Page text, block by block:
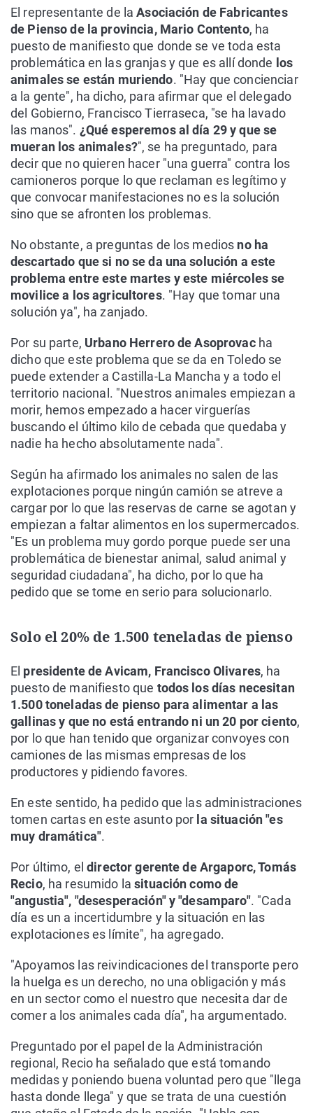
El representante de laAsociación de Fabricantes
de Pienso de la provincia, Mario Contento, ha
puesto de manifiesto que donde se ve toda esta
problemática en las granjas y que es allí donde los
animales se están muriendo. "Hay que concienciar
a la gente", ha dicho, para afirmar que el delegado
del Gobierno, Francisco Tierraseca, "se ha lavado
las manos". ¿Qué esperemos al día 29 y que se
mueran los animales?", se ha preguntado, para
decir que no quieren hacer "una guerra" contra los
camioneros porque lo que reclaman es legítimo y
que convocar manifestaciones no es la solución
sino que se afronten los problemas.
No obstante, a preguntas de los medios no ha
descartado que si no se da una solución a este
problema entre este martes y este miércoles se
movilice a los agricultores. "Hay que tomar una
solución ya", ha zanjado.
Por su parte, Urbano Herrero de Asoprovac ha
dicho que este problema que se da en Toledo se
puede extender a Castilla-La Mancha y a todo el
territorio nacional. "Nuestros animales empiezan a
morir, hemos empezado a hacer virguerías
buscando el último kilo de cebada que quedaba y
nadie ha hecho absolutamente nada".
Según ha afirmado los animales no salen de las
explotaciones porque ningún camión se atreve a
cargar por lo que las reservas de carne se agotan y
empiezan a faltar alimentos en los supermercados.
"Es un problema muy gordo porque puede ser una
problemática de bienestar animal, salud animal y
seguridad ciudadana", ha dicho, por lo que ha
pedido que se tome en serio para solucionarlo.
Solo el 20% de 1.500 teneladas de pienso
El presidente de Avicam, Francisco Olivares, ha
puesto de manifiesto que todos los días necesitan
1.500 toneladas de pienso para alimentar a las
gallinas y que no está entrando ni un 20 por ciento,
por lo que han tenido que organizar convoyes con
camiones de las mismas empresas de los
productores y pidiendo favores.
En este sentido, ha pedido que las administraciones
tomen cartas en este asunto por la situación "es
muy dramática".
Por último, eldirector gerente de Argaporc, Tomás
Recio, ha resumido lasituación como de
"angustia", "desesperación" y "desamparo". "Cada
día es un a incertidumbre y la situación en las
explotaciones es límite", ha agregado.
"Apoyamos las reivindicaciones del transporte pero
la huelga es un derecho, no una obligación y más
en un sector como el nuestro que necesita dar de
comer a los animales cada día", ha argumentado.
Preguntado por el papel de la Administración
regional, Recio ha señalado que está tomando
medidas y poniendo buena voluntad pero que "llega
hasta donde llega" y que se trata de una cuestión